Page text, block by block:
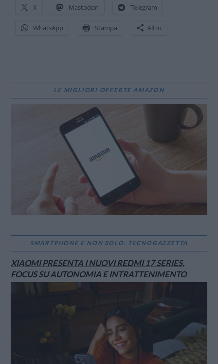
X Mastodon Telegram
WhatsApp Stampa Altro
LE MIGLIORI OFFERTE AMAZON
SMARTPHONE E NON SOLO: TECNOGAZZETTA
XIAOMI PRESENTA I NUOVI REDMI 17 SERIES,
FOCUS SU AUTONOMIA E INTRATTENIMENTO